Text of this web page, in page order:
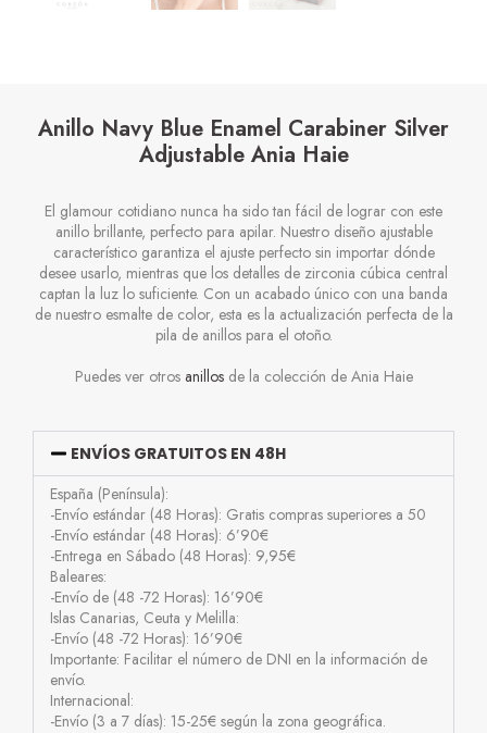
Anillo Navy Blue Enamel Carabiner Silver
Adjustable Ania Haie
El glamour cotidiano nunca ha sido tan fácil de lograr con este
anillo brillante, perfecto para apilar. Nuestro diseño ajustable
característico garantiza el ajuste perfecto sin importar dónde
desee usarlo, mientras que los detalles de zirconia cúbica central
captan la luz lo suficiente. Con un acabado único con una banda
de nuestro esmalte de color, esta es la actualización perfecta de la
pila de anillos para el otoño.
Puedes ver otros anillosde la colección de Ania Haie
ENVÍOS GRATUITOS EN 48H
España (Península):
-Envío estándar (48 Horas): Gratis compras superiores a 50
-Envío estándar (48 Horas): 6’90€
-Entrega en Sábado (48 Horas): 9,95€
Baleares:
-Envío de (48 -72 Horas): 16’90€
Islas Canarias, Ceuta y Melilla:
-Envío (48 -72 Horas): 16’90€
Importante: Facilitar el número de DNI en la información de
envío.
Internacional:
-Envío (3 a 7 días): 15-25€ según la zona geográfica.